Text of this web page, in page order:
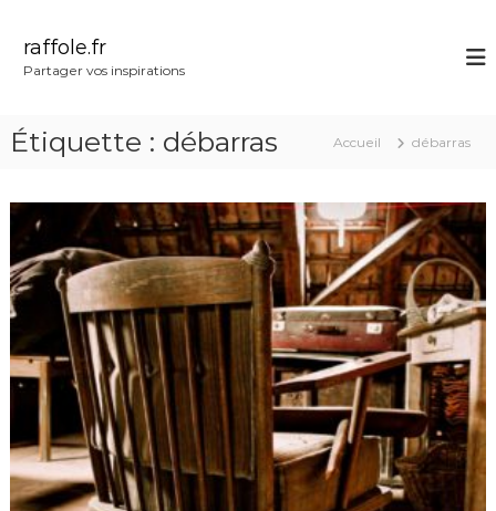
raffole.fr
Partager vos inspirations
Étiquette : débarras Accueil débarras